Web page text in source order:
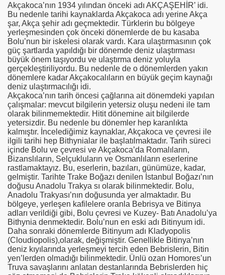
Akçakoca’nın 1934 yılından önceki adı AKÇAŞEHİR’ idi.
Bu nedenle tarihi kaynaklarda Akçakoca adı yerine Akça
şar, Akça şehir adı geçmektedir. Türklerin bu bölgeye
yerleşmesinden çok önceki dönemlerde de bu kasaba
Bolu’nun bir iskelesi olarak vardı. Kara ulaştırmasının çok
güç şartlarda yapıldığı bir dönemde deniz ulaştırması
büyük önem taşıyordu ve ulaştırma deniz yoluyla
gerçekleştiriliyordu. Bu nedenle de o dönemlerden yakın
dönemlere kadar Akçakocalıların en büyük geçim kaynağı
deniz ulaştırmacılığı idi.
Akçakoca’nın tarih öncesi çağlarına ait dönemdeki yapılan
çalışmalar: mevcut bilgilerin yetersiz oluşu nedeni ile tam
olarak bilinmemektedir. Hitit dönemine ait bilgilerde
yetersizdir. Bu nedenle bu dönemler hep karanlıkta
kalmıştır. İncelediğimiz kaynaklar, Akçakoca ve çevresi ile
ilgili tarihi hep Bithynialar ile başlatılmaktadır. Tarih süreci
içinde Bolu ve çevresi ve Akçakoca’da Romalıların,
Bizanslıların, Selçukluların ve Osmanlıların eserlerine
rastlamaktayız. Bu, eserlerin, bazıları, günümüze, kadar,
gelmiştir. Tarihte Trake Boğazı denilen İstanbul Boğazı’nın
doğusu Anadolu Trakya sı olarak bilinmektedir. Bolu,
Anadolu Trakyası’nın doğusunda yer almaktadır. Bu
bölgeye, yerleşen kafilelere oranla Bebrisya ve Bitinya
adları verildiği gibi, Bolu çevresi ve Kuzey- Batı Anadolu’ya
Bithynia denmektedir. Bolu’nun en eski adı Bitinyum idi.
Daha sonraki dönemlerde Bitinyum adı Kladyopolis
(Cloudiopolis),olarak, değişmiştir. Genellikle Bitinya’nın
deniz kıyılarında yerleşmeyi tercih eden Bebrislerin, Bitin
yen’lerden olmadığı bilinmektedir. Ünlü ozan Homores’un
Truva savaşlarını anlatan destanlarında Bebrislerden hiç